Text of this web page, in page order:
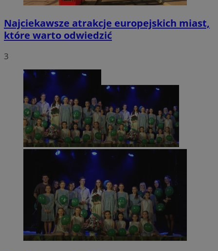
Najciekawsze atrakcje europejskich miast,
które warto odwiedzić
3